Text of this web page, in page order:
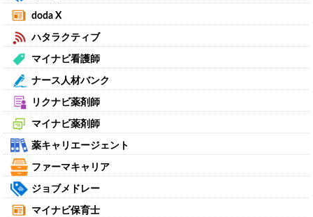
doda X
ハタラクティブ
マイナビ看護師
ナース人材バンク
リクナビ薬剤師
マイナビ薬剤師
薬キャリエージェント
ファーマキャリア
ジョブメドレー
マイナビ保育士